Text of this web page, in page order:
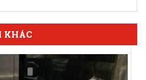
KHÁC